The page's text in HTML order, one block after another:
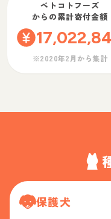
ペトコトフーズ
からの累計寄付金額
※2020年2月から集計
保護犬